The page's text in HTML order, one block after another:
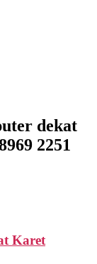
dekat
2251
Karet